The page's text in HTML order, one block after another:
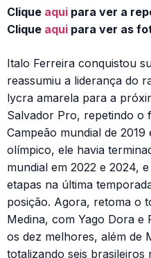
Clique aqui para ver a
Clique aqui para ver as
Italo Ferreira conquistou
reassumiu a liderança do
lycra amarela para a
Salvador Pro, repetindo o
Campeão mundial de
olímpico, ele havia
mundial em 2022 e 2024,
etapas na última
posição. Agora, retoma o
Medina, com Yago Dora e
os dez melhores, além de
totalizando seis brasileiros